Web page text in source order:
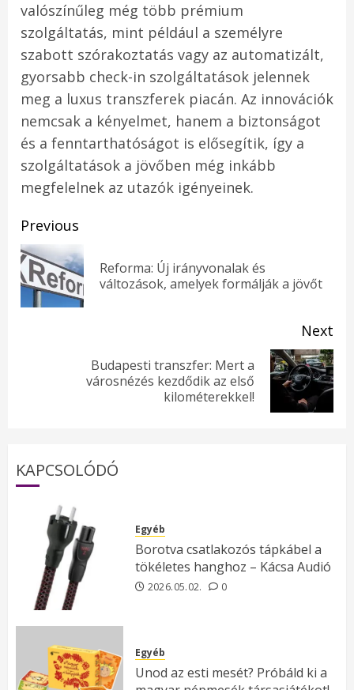
valószínűleg még több prémium
szolgáltatás, mint például a személyre
szabott szórakoztatás vagy az automatizált,
gyorsabb check-in szolgáltatások jelennek
meg a luxus transzferek piacán. Az innovációk
nemcsak a kényelmet, hanem a biztonságot
és a fenntarthatóságot is elősegítik, így a
szolgáltatások a jövőben még inkább
megfelelnek az utazók igényeinek.
Post
navigation
Previous
Reforma: Új irányvonalak és
változások, amelyek formálják a jövőt
Next
Budapesti transzfer: Mert a
városnézés kezdődik az első
kilométerekkel!
KAPCSOLÓDÓ
Egyéb
Borotva csatlakozós tápkábel a
tökéletes hanghoz – Kácsa Audió
2026.05.02. 0
Egyéb
Unod az esti mesét? Próbáld ki a